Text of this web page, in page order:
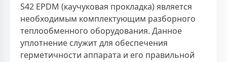
S42 EPDM (каучуковая прокладка) является
необходимым комплектующим разборного
теплообменного оборудования. Данное
уплотнение служит для обеспечения
герметичности аппарата и его правильной